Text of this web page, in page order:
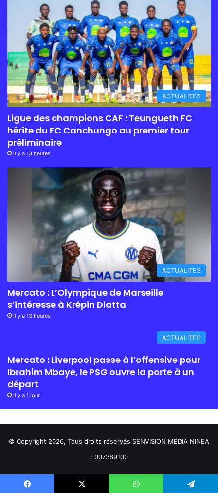
ACTUALITES
Ligue des champions CAF : Teungueth FC
hérite du FC Canchungo au premier tour
préliminaire
il y a 13 heures
ACTUALITES
Mercato : L’Olympique de Marseille
s’intéresse à Krépin Diatta
il y a 13 heures
ACTUALITES
Mercato : Liverpool passe à l’offensive pour
Ibrahim Mbaye, le PSG ouvre la porte à un
départ
il y a 1 jour
© Copyright 2026, Tous droits réservés SENVISION MEDIA NINEA
: 007389100